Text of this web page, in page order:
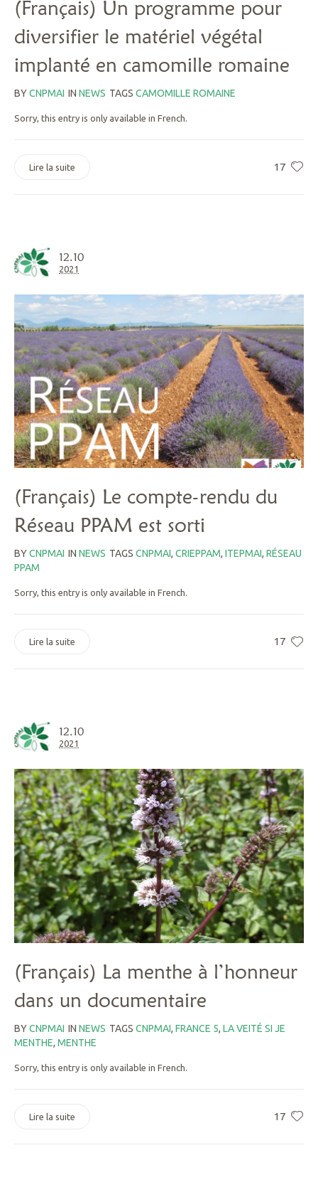
(Français) Un programme pour
diversifier le matériel végétal
implanté en camomille romaine
BYCNPMAI IN NEWS TAGS CAMOMILLE ROMAINE
Sorry, this entry is only available in French.
17
Lire la suite
12.10
2021
(Français) Le compte-rendu du
Réseau PPAM est sorti
BYCNPMAI IN NEWS TAGS CNPMAI, CRIEPPAM, ITEPMAI, RÉSEAU
PPAM
Sorry, this entry is only available in French.
17
Lire la suite
12.10
2021
(Français) La menthe à l’honneur
dans un documentaire
BYCNPMAI IN NEWS TAGS CNPMAI, FRANCE 5, LA VEITÉ SI JE
MENTHE, MENTHE
Sorry, this entry is only available in French.
17
Lire la suite